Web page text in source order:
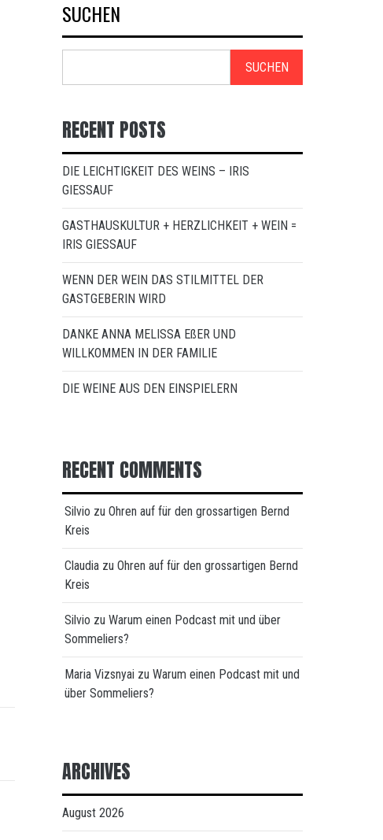
SUCHEN
SUCHEN
RECENT POSTS
DIE LEICHTIGKEIT DES WEINS – IRIS
GIESSAUF
GASTHAUSKULTUR + HERZLICHKEIT + WEIN =
IRIS GIESSAUF
WENN DER WEIN DAS STILMITTEL DER
GASTGEBERIN WIRD
DANKE ANNA MELISSA EßER UND
WILLKOMMEN IN DER FAMILIE
DIE WEINE AUS DEN EINSPIELERN
RECENT COMMENTS
Silvio zu Ohren auf für den grossartigen Bernd
Kreis
Claudia zu Ohren auf für den grossartigen Bernd
Kreis
Silvio zu Warum einen Podcast mit und über
Sommeliers?
Maria Vizsnyai zu Warum einen Podcast mit und
über Sommeliers?
ARCHIVES
August 2026